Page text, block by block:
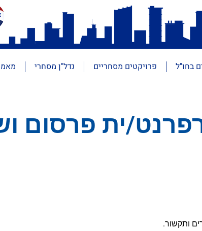
בחו"ל פרויקטים מסחריים נדל"ן מסחרי
ית פרסום
ותקשור.